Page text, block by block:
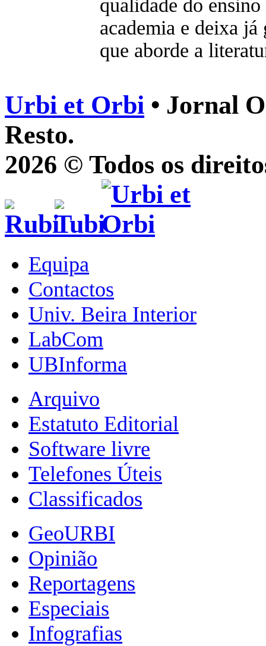
qualidade do
academia e deixa
que aborde a
Urbi et Orbi • Jornal
Resto.
2026 © Todos os
Equipa
Contactos
Univ. Beira Interior
LabCom
UBInforma
Arquivo
Estatuto Editorial
Software livre
Telefones Úteis
Classificados
GeoURBI
Opinião
Reportagens
Especiais
Infografias